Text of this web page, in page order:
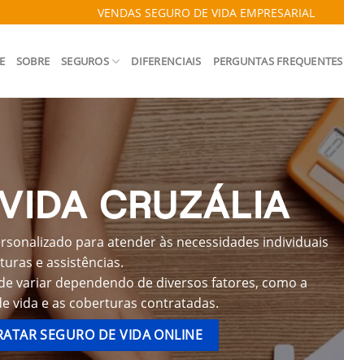
VENDAS SEGURO DE VIDA EMPRESARIAL
SOBRE SEGUROS DIFERENCIAIS PERGUNTAS FREQUENTES
CRUZÁLIA
para atender às necessidades individuais
e assistências.
variar dependendo de diversos fatores, como a
vida e as coberturas contratadas.
SEGURO DE VIDA ONLINE